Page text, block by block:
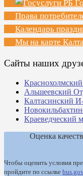
Права
Календарь
Мы на карте
Сайты наших
Краснохолмский
Альшеевский
Калтасинский
Краеведческий
Оценка
Чтобы оценить условия
пройдите по ссылке